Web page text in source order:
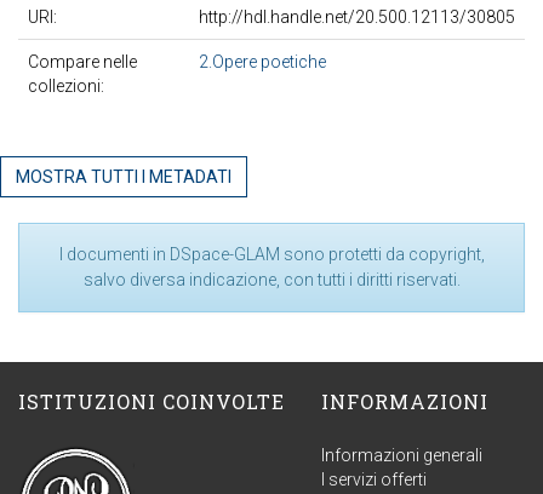
URI: http://hdl.handle.net/20.500.12113/30805
Compare nelle
collezioni:
2.Opere poetiche
MOSTRA TUTTI I METADATI
I documenti in DSpace-GLAM sono protetti da copyright,
salvo diversa indicazione, con tutti i diritti riservati.
ISTITUZIONI COINVOLTE INFORMAZIONI
Informazioni generali
I servizi offerti